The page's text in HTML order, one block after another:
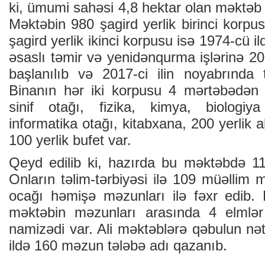
ki, ümumi sahəsi 4,8 hektar olan
Məktəbin 980 şagird yerlik birinci
şagird yerlik ikinci korpusu isə 1974-cü
əsaslı təmir və yenidənqurma işlərinə
başlanılıb və 2017-ci ilin noyabrında
Binanın hər iki korpusu 4
sinif otağı, fizika, kimya, biologiya
informatika otağı, kitabxana, 200 yerlik
100 yerlik bufet var.
Qeyd edilib ki, hazırda bu məktəbdə
Onların təlim-tərbiyəsi ilə 109 müəllim
ocağı həmişə məzunları ilə fəxr edib.
məktəbin məzunları arasında 4
namizədi var. Ali məktəblərə qəbulun
ildə 160 məzun tələbə adı qazanıb.